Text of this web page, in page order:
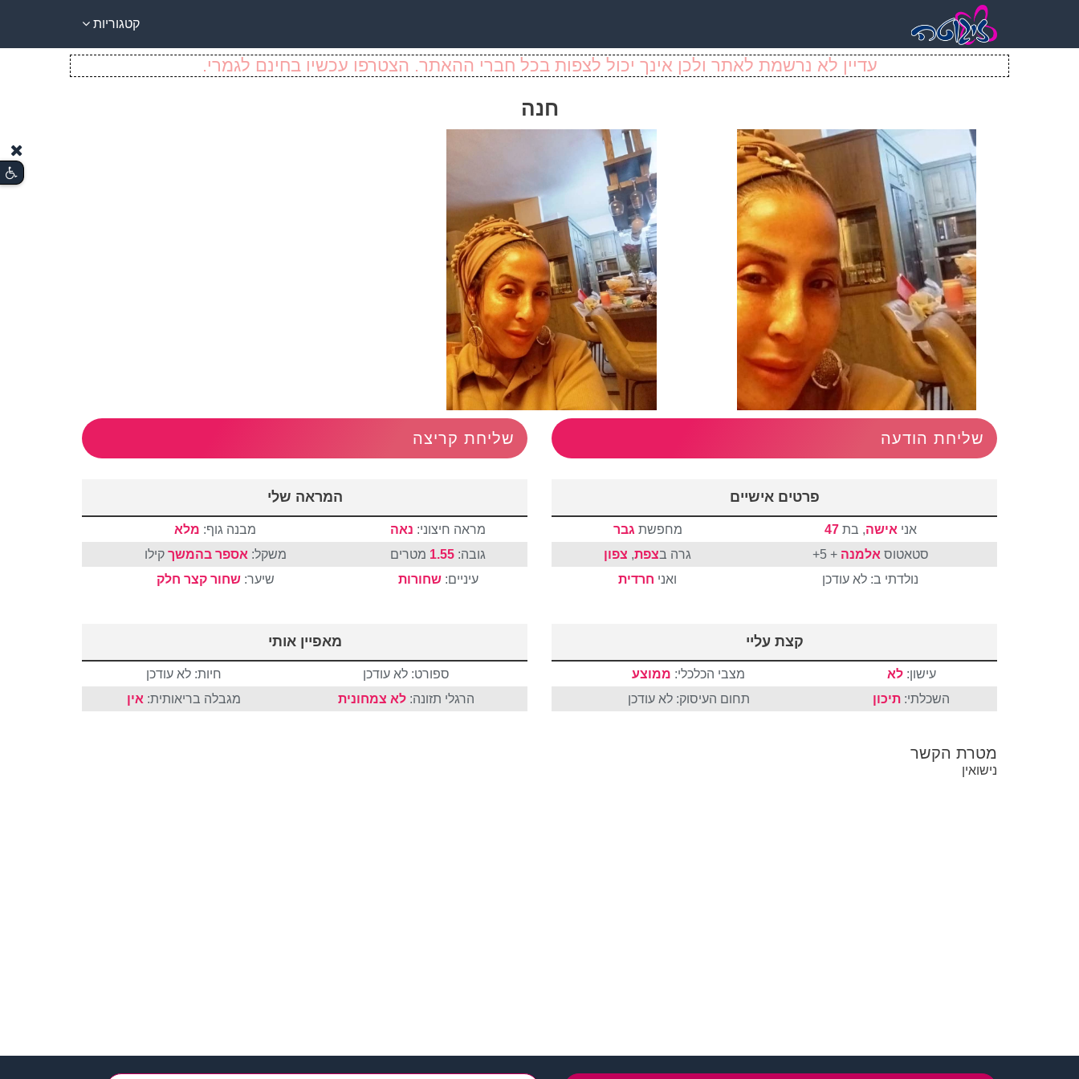
קטגוריות
עדיין לא נרשמת לאתר ולכן אינך יכול לצפות בכל חברי ההאתר. הצטרפו עכשיו בחינם לגמרי.
חנה
שליחת הודעה שליחת קריצה
פרטים אישיים
אני אישה, בת47 מחפשת גבר
סטאטוס אלמנה + 5+ גרה בצפת, צפון
נולדתי ב: לא עודכן
ואני חרדית
המראה שלי
מראה חיצוני: נאה מבנה גוף: מלא
גובה: 1.55 מטרים משקל: אספר בהמשך קילו
עיניים:שחורות שיער:שחור קצר חלק
קצת עליי
עישון:לא מצבי הכלכלי: ממוצע
השכלתי: תיכון תחום העיסוק: לא עודכן
מאפיין אותי
ספורט: לא עודכן
חיות: לא עודכן
הרגלי תזונה: לא צמחונית מגבלה בריאותית: אין
מטרת הקשר
נישואין